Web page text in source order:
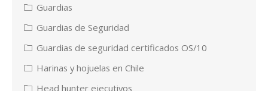
Guardias
Guardias de Seguridad
Guardias de seguridad certificados OS/10
Harinas y hojuelas en Chile
Head hunter ejecutivos